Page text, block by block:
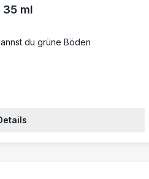
35 ml
du grüne Böden